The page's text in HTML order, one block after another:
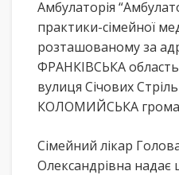
Амбулаторія
практики-сімейної
розташованому за
ФРАНКІВСЬКА
вулиця Січових
КОЛОМИЙСЬКА
Сімейний лікар
Олександрівна